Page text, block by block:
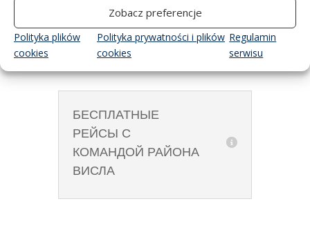
Zobacz preferencje
Polityka plików
cookies
Polityka prywatności i plików
cookies
Regulamin
serwisu
ПОДРОБНЕЕ О
СУДНЕ — RYTMAN
БЕСПЛАТНЫЕ
РЕЙСЫ С
КОМАНДОЙ РАЙОНА
ВИСЛА